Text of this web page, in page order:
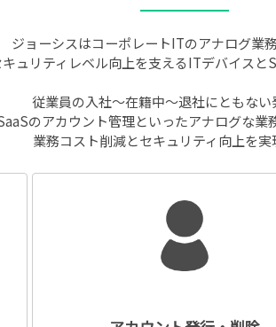
ジョーシスはコーポレートITのアナログ業務
ュリティレベル向上を支えるITデバイスと
従業員の入社〜在籍中〜退社にともない
のアカウント管理といったアナログな業
業務コスト削減とセキュリティ向上を実